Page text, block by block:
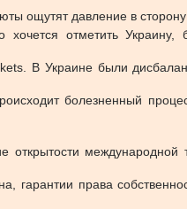
ощутят давление в
отметить Украину,
В Украине были
болезненный
открытости
гарантии права